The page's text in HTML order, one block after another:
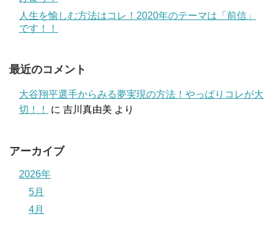
人生を愉しむ方法はコレ！2020年のテーマは「前信」
です！！
最近のコメント
大谷翔平選手からみる夢実現の方法！やっぱりコレが大
切！！
に 吉川真由美 より
アーカイブ
2026年
5月
4月